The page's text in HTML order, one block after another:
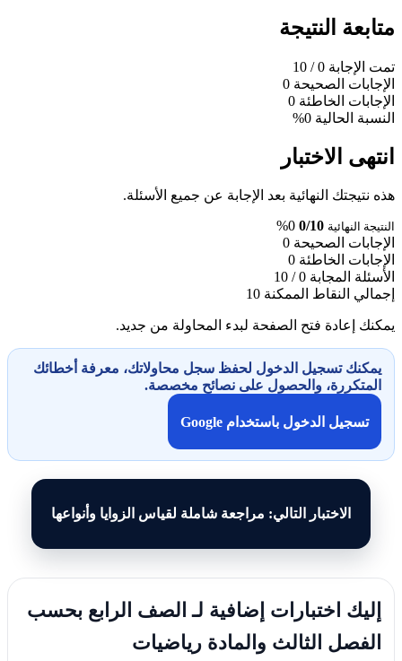
متابعة النتيجة
تمت الإجابة 0
/ 10
الإجابات الصحيحة 0
الإجابات الخاطئة 0
النسبة الحالية 0%
انتهى الاختبار
هذه نتيجتك النهائية بعد الإجابة عن جميع الأسئلة.
النتيجة النهائية 0/10
0%
الإجابات الصحيحة 0
الإجابات الخاطئة 0
الأسئلة المجابة 0 / 10
إجمالي النقاط الممكنة 10
يمكنك إعادة فتح الصفحة لبدء المحاولة من جديد.
يمكنك تسجيل الدخول لحفظ سجل محاولاتك، معرفة أخطائك
المتكررة، والحصول على نصائح مخصصة.
تسجيل الدخول باستخدام Google
الاختبار التالي: مراجعة شاملة لقياس الزوايا وأنواعها
إليك اختبارات إضافية لـ الصف الرابع بحسب
الفصل الثالث والمادة رياضيات